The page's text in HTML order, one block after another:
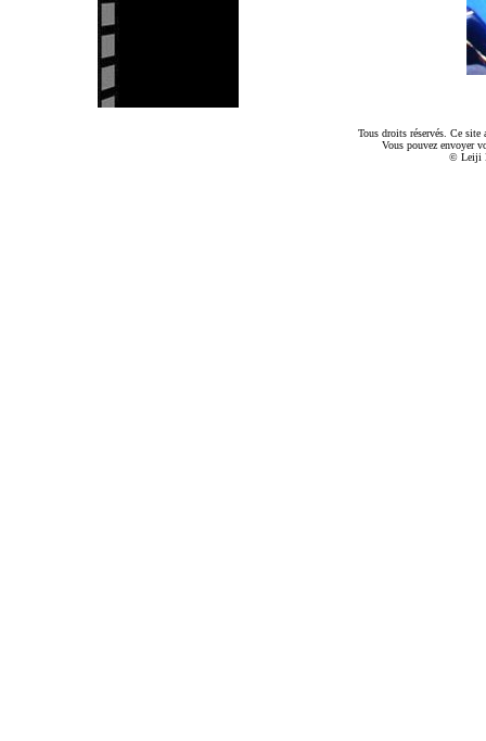
Tous droits réservés. Ce site
Vous pouvez envoyer
© Leiji